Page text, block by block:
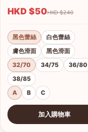
HKD $50 HKD $240
黑色蕾絲
白色蕾絲
膚色滑面
黑色滑面
32/70
34/75
36/80
38/85
A
B C
加入購物車
查看圖片